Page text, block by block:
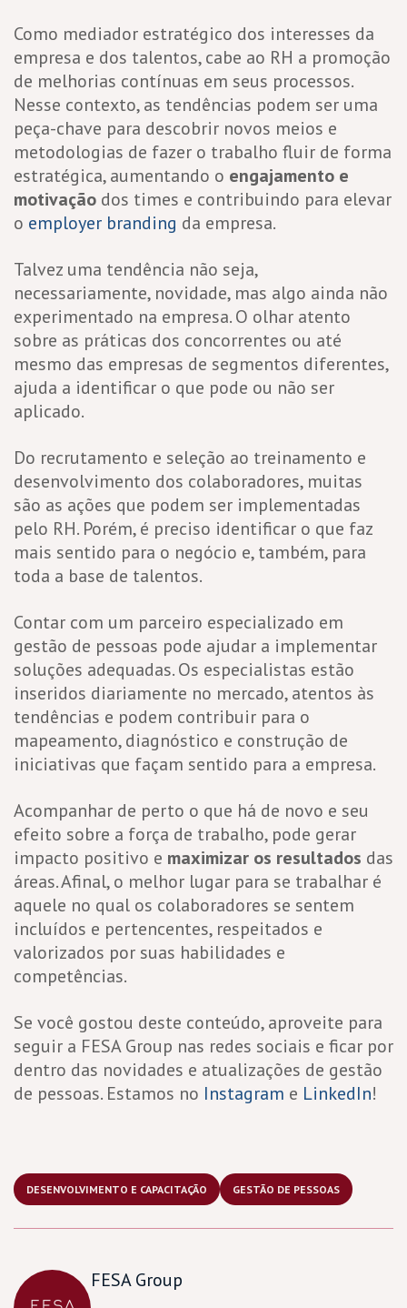
Como mediador estratégico dos interesses da
empresa e dos talentos, cabe ao RH a promoção
de melhorias contínuas em seus processos.
Nesse contexto, as tendências podem ser uma
peça-chave para descobrir novos meios e
metodologias de fazer o trabalho fluir de forma
estratégica, aumentando o engajamento e
motivação dos times e contribuindo para elevar
o employer branding da empresa.
Talvez uma tendência não seja,
necessariamente, novidade, mas algo ainda não
experimentado na empresa. O olhar atento
sobre as práticas dos concorrentes ou até
mesmo das empresas de segmentos diferentes,
ajuda a identificar o que pode ou não ser
aplicado.
Do recrutamento e seleção ao treinamento e
desenvolvimento dos colaboradores, muitas
são as ações que podem ser implementadas
pelo RH. Porém, é preciso identificar o que faz
mais sentido para o negócio e, também, para
toda a base de talentos.
Contar com um parceiro especializado em
gestão de pessoas pode ajudar a implementar
soluções adequadas. Os especialistas estão
inseridos diariamente no mercado, atentos às
tendências e podem contribuir para o
mapeamento, diagnóstico e construção de
iniciativas que façam sentido para a empresa.
Acompanhar de perto o que há de novo e seu
efeito sobre a força de trabalho, pode gerar
impacto positivo e maximizar os resultados das
áreas. Afinal, o melhor lugar para se trabalhar é
aquele no qual os colaboradores se sentem
incluídos e pertencentes, respeitados e
valorizados por suas habilidades e
competências.
Se você gostou deste conteúdo, aproveite para
seguir a FESA Group nas redes sociais e ficar por
dentro das novidades e atualizações de gestão
de pessoas. Estamos no Instagram e LinkedIn!
DESENVOLVIMENTO E CAPACITAÇÃO GESTÃO DE PESSOAS
FESA Group